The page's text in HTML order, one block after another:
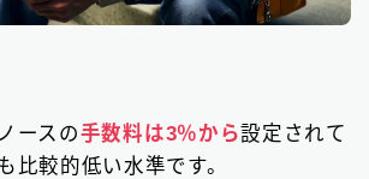
ースの手数料は3％から設定されて
比較的低い水準です。